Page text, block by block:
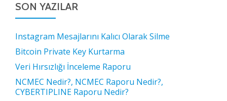
SON YAZILAR
Instagram Mesajlarını Kalıcı Olarak Silme
Bitcoin Private Key Kurtarma
Veri Hırsızlığı İnceleme Raporu
NCMEC Nedir?, NCMEC Raporu Nedir?,
CYBERTIPLINE Raporu Nedir?